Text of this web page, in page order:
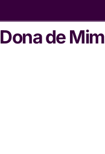
Dona de Mim